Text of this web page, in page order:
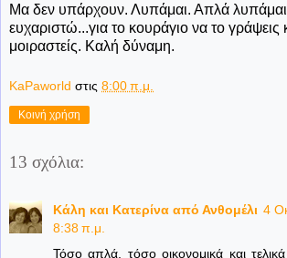
Μα δεν υπάρχουν. Λυπάμαι. Απλά
ευχαριστώ...για το κουράγιο να το γράψεις
μοιραστείς. Καλή δύναμη.
KaPaworld στις 8:00 π.μ.
Κοινή χρήση
13 σχόλια:
Κάλη και Κατερίνα από Ανθομέλι 4
8:38 π.μ.
Τόσο απλά, τόσο οικονομικά και